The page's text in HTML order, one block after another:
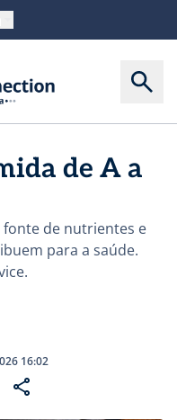
de A a
fonte de nutrientes e
para a saúde.
16:02